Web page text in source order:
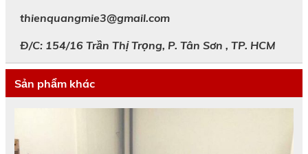
thienquangmie3@gmail.com
Đ/C: 154/16 Trần Thị Trọng, P. Tân Sơn , TP. HCM
Sản phẩm khác